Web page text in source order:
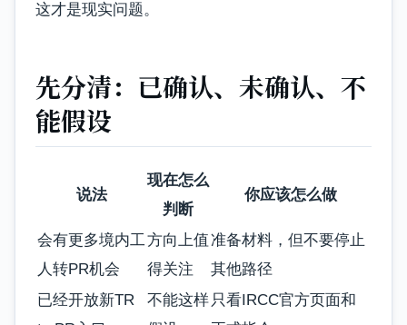
这才是现实问题。
先分清：已确认、未确认、不
能假设
说法
现在怎么
判断
你应该怎么做
会有更多境内工
人转PR机会
方向上值
得关注
准备材料，但不要停止
其他路径
已经开放新TR
不能这样 只看IRCC官方页面和